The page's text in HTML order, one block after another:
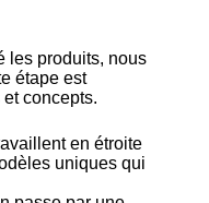
les produits, nous
étape est
concepts.
en étroite
uniques qui